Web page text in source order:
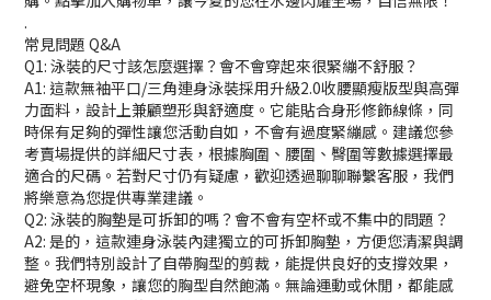
.
常見問題 Q&A
Q1: 泳裝的尺寸該怎麼選擇？會不會穿起來很緊繃不舒服？
A1: 這款無袖平口/三角連身泳裝採用升級2.0收腰顯瘦版型與高彈
力面料，設計上兼顧塑形與舒適度。它能貼合身形修飾線條，同
時保有足夠的彈性讓您活動自如，不會有過度緊繃感。建議您參
考賣場提供的詳細尺寸表，根據胸圍、腰圍、臀圍等數據選擇最
適合的尺碼。若對尺寸仍有疑慮，歡迎透過聊聊聯繫客服，我們
將樂意為您提供專業建議。
Q2: 泳裝的胸墊是可拆卸的嗎？會不會有空杯或不集中的問題？
A2: 是的，這款連身泳裝內建獨立的可拆卸胸墊，方便您清潔與調
整。我們特別設計了自帶胸型的剪裁，能提供良好的支撐效果，
避免空杯現象，讓您的胸型自然飽滿。無論運動或休閒，都能感